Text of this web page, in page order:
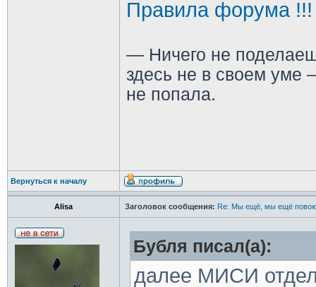
Правила форума !!!
— Ничего не
здесь не в своем
не попала.
Вернуться к началу
Alisa Заголовок сообщения: Re: Мы ещё, мы ещё
Бубля писал(а):
далее МИСИ